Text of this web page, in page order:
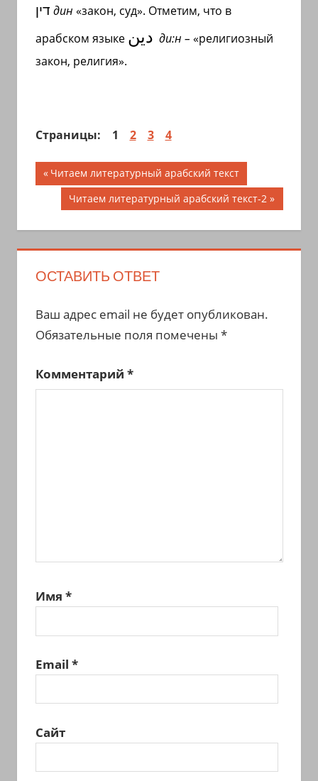
דין дин «закон, суд». Отметим, что в
арабском языке دين ди:н – «религиозный
закон, религия».
Страницы: 1 2 3 4
Навигация
записям
Предыдущая
запись;
Читаем литературный арабский текст
Следующая
запись:
Читаем литературный арабский текст-2
ОСТАВИТЬ ОТВЕТ
Ваш адрес email не будет опубликован.
Обязательные поля помечены *
Комментарий *
Имя *
Email *
Сайт